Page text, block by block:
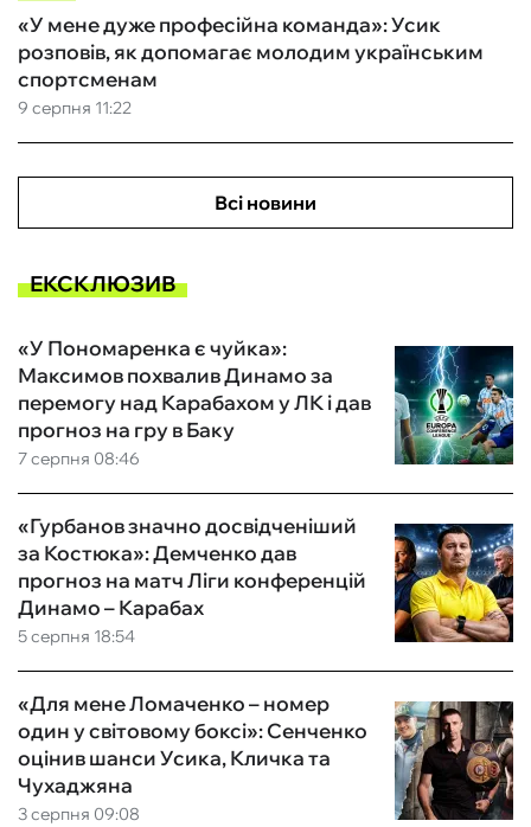
9 серпня 11:22
«У мене дуже професійна команда»: Усик
розповів, як допомагає молодим українським
спортсменам
Всі новини
ЕКСКЛЮЗИВ
7 серпня 08:46
«У Пономаренка є чуйка»:
Максимов похвалив Динамо за
перемогу над Карабахом у ЛК і дав
прогноз на гру в Баку
5 серпня 18:54
«Гурбанов значно досвідченіший
за Костюка»: Демченко дав
прогноз на матч Ліги конференцій
Динамо – Карабах
3 серпня 09:08
«Для мене Ломаченко – номер
один у світовому боксі»: Сенченко
оцінив шанси Усика, Кличка та
Чухаджяна